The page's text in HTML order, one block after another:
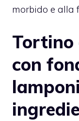
morbido e alla
Tortino
con